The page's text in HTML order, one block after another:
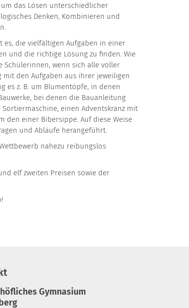
das Lösen unterschiedlicher
Denken, Kombinieren und
es, die vielfältigen Aufgaben in einer
und die richtige Lösung zu finden. Wie
Schülerinnen, wenn sich alle voller
mit den Aufgaben aus ihrer jeweiligen
es z. B. um Blumentöpfe, in denen
bei denen die Bauanleitung
einen Adventskranz mit
einer Bibersippe. Auf diese Weise
und Abläufe herangeführt.
nahezu reibungslos
elf zweiten Preisen sowie der
Gymnasium